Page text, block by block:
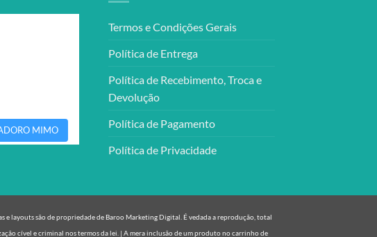
MIMO
Termos e Condições Gerais
Política de Entrega
Política de Recebimento, Troca e
Devolução
Política de Pagamento
Política de Privacidade
e layouts são de propriedade de Baroo Marketing Digital. É vedada a reprodução, total
cível e criminal nos termos da lei. | A mera inclusão de um produto no carrinho de